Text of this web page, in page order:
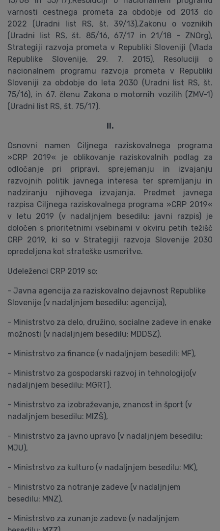
II.
Osnovni namen Ciljnega raziskovalnega programa
»CRP 2019« je oblikovanje raziskovalnih podlag za
odločanje pri pripravi, sprejemanju in izvajanju
razvojnih politik javnega interesa ter spremljanju in
nadziranju njihovega izvajanja. Predmet javnega
razpisa Ciljnega raziskovalnega programa »CRP 2019«
v letu 2019 (v nadaljnjem besedilu: javni razpis) je
določen s prioritetnimi vsebinami v okviru petih težišč
CRP 2019, ki so v Strategiji razvoja Slovenije 2030
opredeljena kot strateške usmeritve.
Udeleženci CRP 2019 so:
- Javna agencija za raziskovalno dejavnost Republike
Slovenije (v nadaljnjem besedilu: agencija),
- Ministrstvo za delo, družino, socialne zadeve in enake
možnosti (v nadaljnjem besedilu: MDDSZ),
- Ministrstvo za finance (v nadaljnjem besedili: MF),
- Ministrstvo za gospodarski razvoj in tehnologijo(v
nadaljnjem besedilu: MGRT),
- Ministrstvo za izobraževanje, znanost in šport (v
nadaljnjem besedilu: MIZŠ),
- Ministrstvo za javno upravo (v nadaljnjem besedilu:
MJU),
- Ministrstvo za kulturo (v nadaljnjem besedilu: MK),
- Ministrstvo za notranje zadeve (v nadaljnjem
besedilu: MNZ),
- Ministrstvo za zunanje zadeve (v nadaljnjem